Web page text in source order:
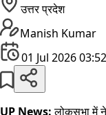
उत्तर प्रदेश
Manish Kumar
01 Jul 2026
UP News:लोकसभा में